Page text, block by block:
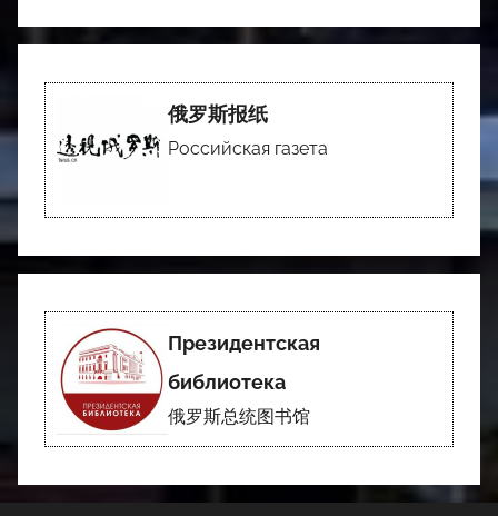
俄罗斯报纸
Российская газета
Президентская
библиотека
俄罗斯总统图书馆